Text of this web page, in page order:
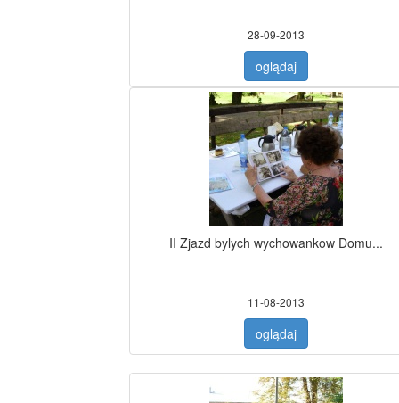
28-09-2013
oglądaj
II Zjazd bylych wychowankow Domu...
11-08-2013
oglądaj